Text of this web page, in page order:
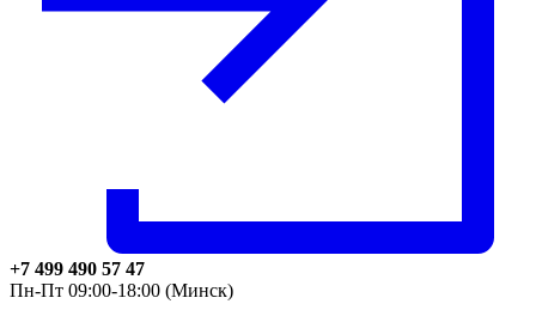
+7 499 490 57 47
Пн-Пт 09:00-18:00 (Минск)